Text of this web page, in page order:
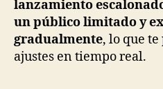
lanzamiento
un público limitado y
gradualmente, lo que
ajustes en tiempo real.